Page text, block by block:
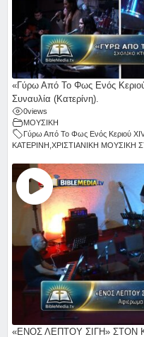
«Γύρω Από Το Φως Ενός
Συναυλία (Κατερίνη).
0views
ΜΟΥΣΙΚΗ
Γύρω Από Το Φως Ενός Κεριού
ΚΑΤΕΡΙΝΗ ΧΡΙΣΤΙΑΝΙΚΗ ΜΟΥΣΙΚΗ
«ΕΝΟΣ ΛΕΠΤΟΥ ΣΙΓΗ» ΣΤΟΝ